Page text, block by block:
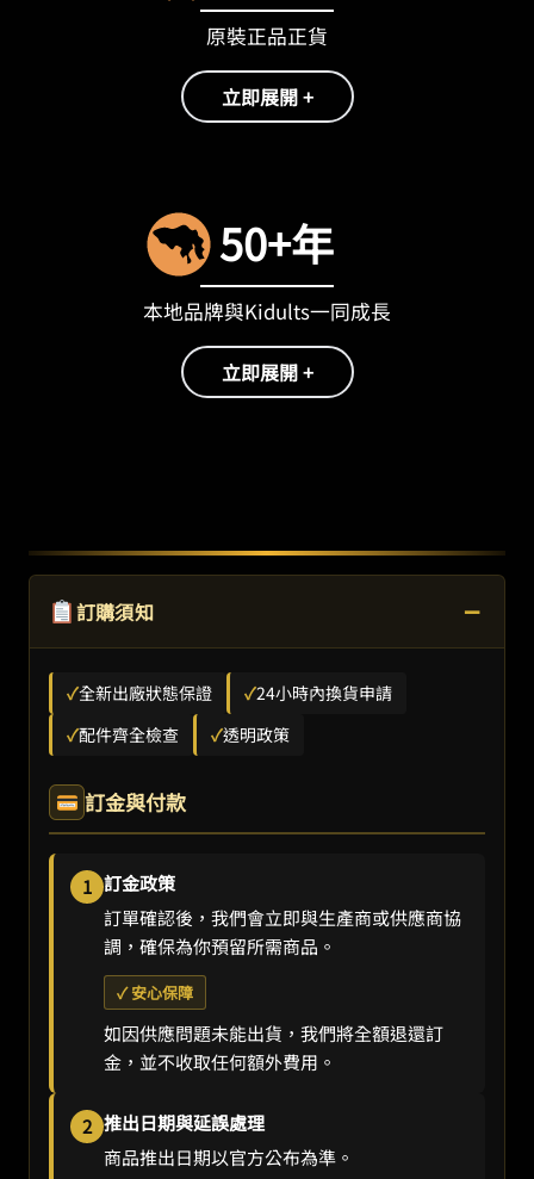
原裝正品正貨
立即展開 +
50+年
本地品牌與Kidults一同成長
立即展開 +
訂購須知 −
✓全新出廠狀態保證 ✓24小時內換貨申請
✓配件齊全檢查 ✓透明政策
訂金與付款
1 訂金政策
訂單確認後，我們會立即與生產商或供應商協
調，確保為你預留所需商品。
✓ 安心保障
如因供應問題未能出貨，我們將全額退還訂
金，並不收取任何額外費用。
2 推出日期與延誤處理
商品推出日期以官方公布為準。